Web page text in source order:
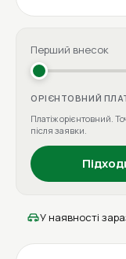
Перший внесок
ОРІЄНТОВНИЙ
Платіж орієнтовний.
після заявки.
У наявності